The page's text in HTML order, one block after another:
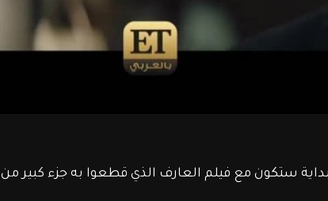
ستكون مع فيلم العارف الذي قطعوا به جزء كبير من